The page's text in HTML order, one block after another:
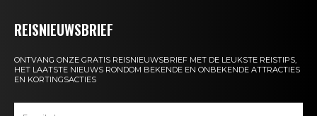
REISNIEUWSBRIEF
ONTVANG ONZE GRATIS REISNIEUWSBRIEF MET DE LEUKSTE REISTIPS,
HET LAATSTE NIEUWS RONDOM BEKENDE EN ONBEKENDE ATTRACTIES
EN KORTINGSACTIES